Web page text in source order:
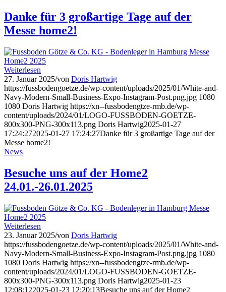
Danke für 3 großartige Tage auf der
Messe home2!
Weiterlesen
27. Januar 2025/von Doris Hartwig
https://fussbodengoetze.de/wp-content/uploads/2025/01/White-and-
Navy-Modern-Small-Business-Expo-Instagram-Post.png.jpg 1080
1080 Doris Hartwig https://xn--fussbodengtze-rmb.de/wp-
content/uploads/2024/01/LOGO-FUSSBODEN-GOETZE-
800x300-PNG-300x113.png Doris Hartwig2025-01-27
17:24:272025-01-27 17:24:27Danke für 3 großartige Tage auf der
Messe home2!
News
Besuche uns auf der Home2
24.01.-26.01.2025
Weiterlesen
23. Januar 2025/von Doris Hartwig
https://fussbodengoetze.de/wp-content/uploads/2025/01/White-and-
Navy-Modern-Small-Business-Expo-Instagram-Post.png.jpg 1080
1080 Doris Hartwig https://xn--fussbodengtze-rmb.de/wp-
content/uploads/2024/01/LOGO-FUSSBODEN-GOETZE-
800x300-PNG-300x113.png Doris Hartwig2025-01-23
12:08:122025-01-23 12:20:13Besuche uns auf der Home2